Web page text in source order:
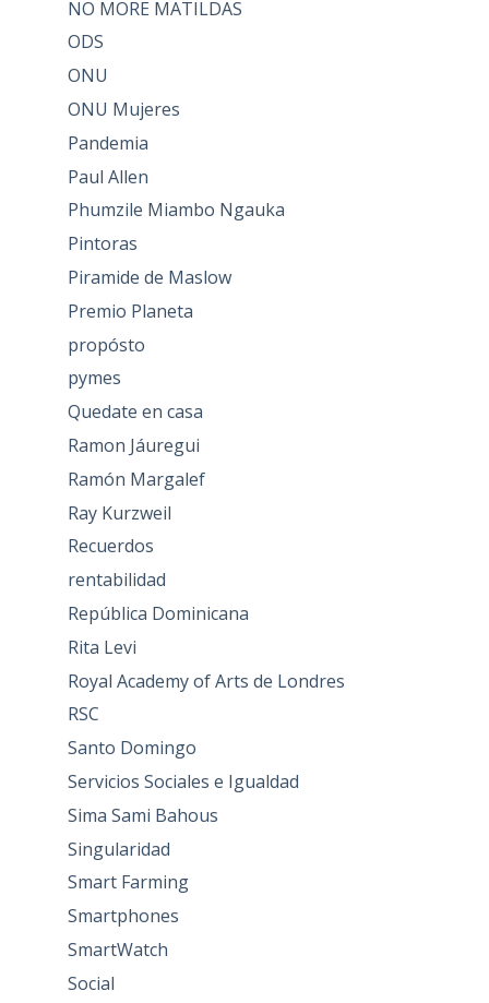
NO MORE MATILDAS
ODS
ONU
ONU Mujeres
Pandemia
Paul Allen
Phumzile Miambo Ngauka
Pintoras
Piramide de Maslow
Premio Planeta
propósto
pymes
Quedate en casa
Ramon Jáuregui
Ramón Margalef
Ray Kurzweil
Recuerdos
rentabilidad
República Dominicana
Rita Levi
Royal Academy of Arts de Londres
RSC
Santo Domingo
Servicios Sociales e Igualdad
Sima Sami Bahous
Singularidad
Smart Farming
Smartphones
SmartWatch
Social